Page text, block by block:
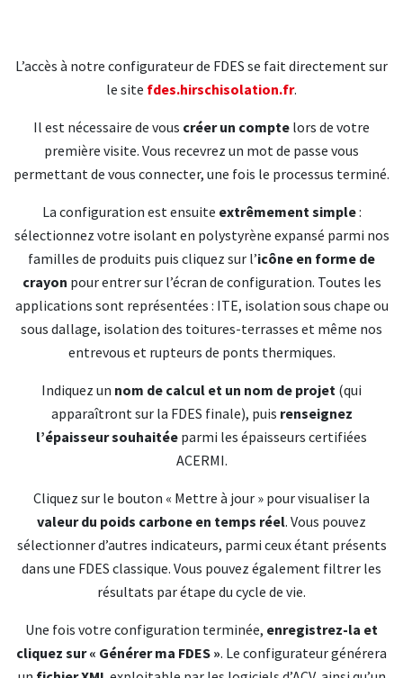
L’accès à notre configurateur de FDES se fait directement sur
le site fdes.hirschisolation.fr.
Il est nécessaire de vous créer un compte lors de votre
première visite. Vous recevrez un mot de passe vous
permettant de vous connecter, une fois le processus terminé.
La configuration est ensuite extrêmement simple:
sélectionnez votre isolant en polystyrène expansé parmi nos
familles de produits puis cliquez sur l’icône en forme de
crayon pour entrer sur l’écran de configuration. Toutes les
applications sont représentées : ITE, isolation sous chape ou
sous dallage, isolation des toitures-terrasses et même nos
entrevous et rupteurs de ponts thermiques.
Indiquez un nom de calcul et un nom de projet (qui
apparaîtront sur la FDES finale), puis renseignez
l’épaisseur souhaitée parmi les épaisseurs certifiées
ACERMI.
Cliquez sur le bouton « Mettre à jour » pour visualiser la
valeur du poids carbone en temps réel. Vous pouvez
sélectionner d’autres indicateurs, parmi ceux étant présents
dans une FDES classique. Vous pouvez également filtrer les
résultats par étape du cycle de vie.
Une fois votre configuration terminée, enregistrez-la et
cliquez sur « Générer ma FDES ». Le configurateur générera